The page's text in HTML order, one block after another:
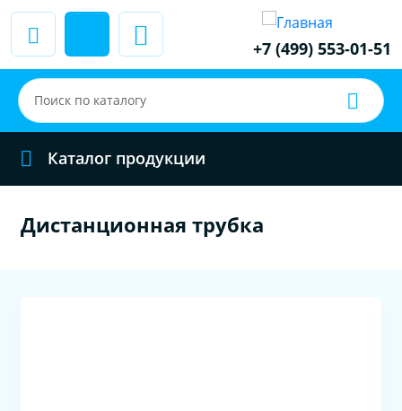
+7 (499) 553-01-51
Каталог продукции
Дистанционная трубка